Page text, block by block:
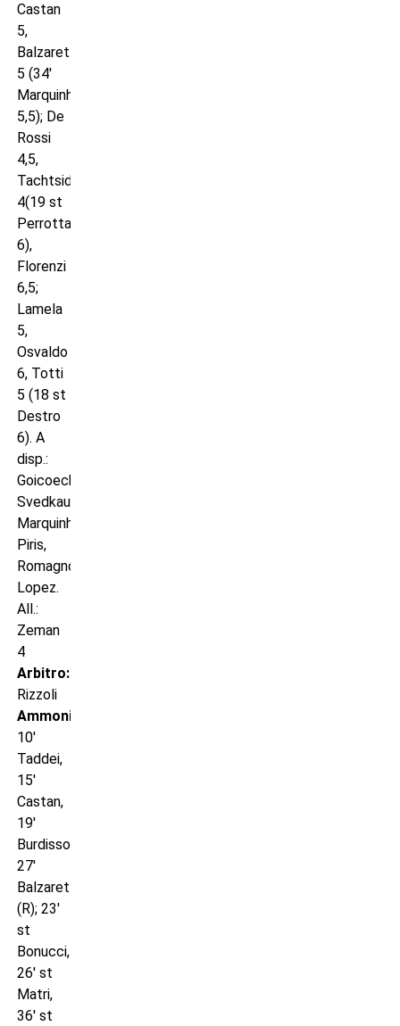
Castan
5,
Balzaretti
5 (34′
Marquinhos
5,5); De
Rossi
4,5,
Tachtsidis
4(19 st
Perrotta
6),
Florenzi
6,5;
Lamela
5,
Osvaldo
6, Totti
5 (18 st
Destro
6). A
disp.:
Goicoechea,
Svedkauskas,
Marquinho,
Piris,
Romagnoli,
Lopez.
All.:
Zeman
4
Arbitro:
Rizzoli
Ammoniti:
10′
Taddei,
15′
Castan,
19′
Burdisso,
27′
Balzaretti
(R); 23′
st
Bonucci,
26′ st
Matri,
36′ st